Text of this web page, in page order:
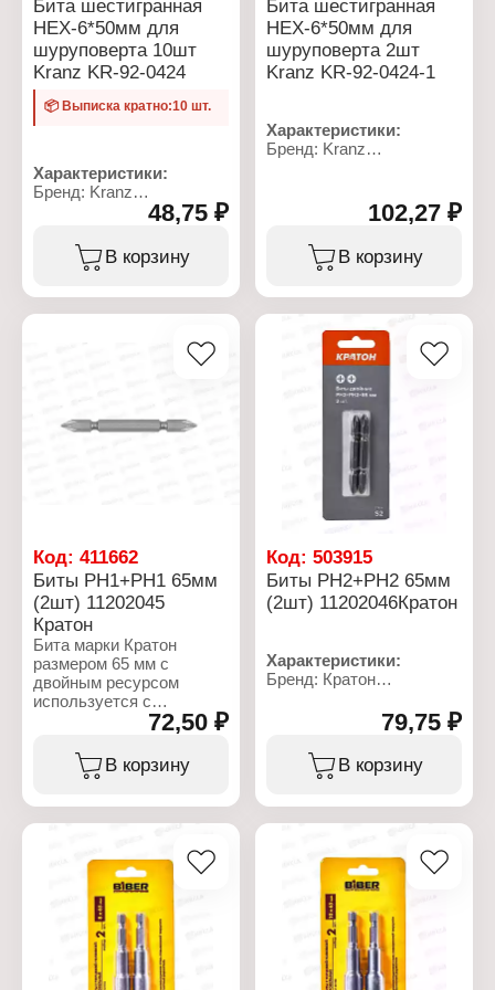
Бита шестигранная
HEX-6*50мм для
шуруповерта 10шт
Kranz KR-92-0424
📦 Выписка кратно:10 шт.
Характеристики:
Бренд: Kranz
Артикул: KR-92-0424
Назначение: для
шуруповерта
48,75 ₽
В корзину
Бита шестигранная
HEX-6*50мм для
шуруповерта 2шт
Kranz KR-92-0424-1
Характеристики:
Бренд: Kranz
Назначение: для
Вариация: шестигранная
Материал: сталь S2
Длина: 50 мм
Количество: 2 шт
Особенность:
намагниченный
наконечник
102,27 ₽
В корзину
Код: 411662
Биты РН1+РH1 65мм
(2шт) 11202045
Кратон
Бита марки Кратон
размером 65 мм с
двойным ресурсом
используется с
шуруповертами для
закручивания болтов.
Оснастка выполнена из
высококачественной
использования.
Заостренные
наконечники четко
входят в шуруп и
инструмент быстро
закручивает его.
Устанавливается в
72,50 ₽
В корзину
Код:503915
Биты РН2+РН2 65мм
(2шт) 11202046Кратон
Характеристики:
Бренд: Кратон
Тип товара: Бита
Назначение: для
шуруповерта
Вариация: набор бит
Материал: сталь S2
Наконечники: PH2+PH2
Количество: 2 шт
79,75 ₽
В корзину